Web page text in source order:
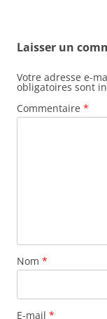
Laisser un
Votre adresse e-
obligatoires sont
Commentaire *
Nom *
E-mail *